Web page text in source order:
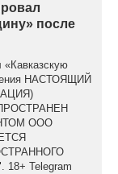
после
«Кавказскую
НАСТОЯЩИЙ
ООО
Telegram